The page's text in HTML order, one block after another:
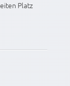
Platz